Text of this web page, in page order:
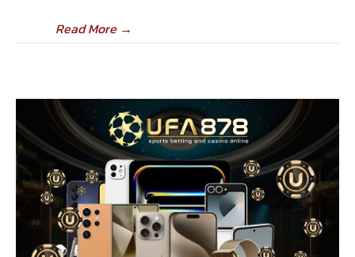
Read More→